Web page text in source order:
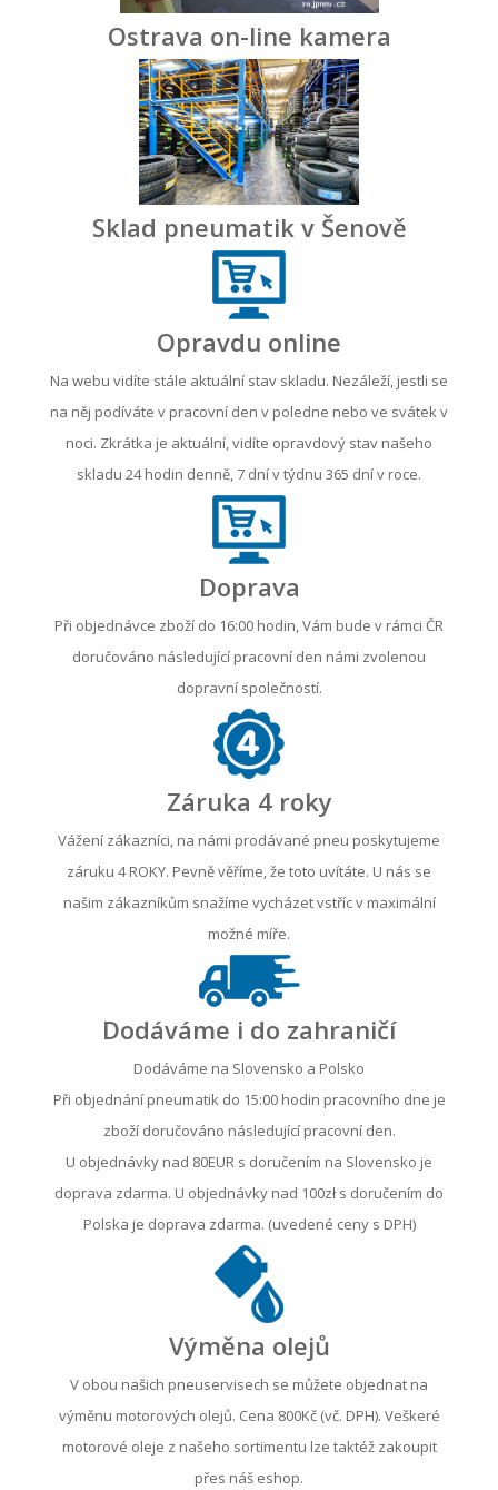
Ostrava on-line kamera
Sklad pneumatik v Šenově
Opravdu online
Na webu vidíte stále aktuální stav skladu. Nezáleží, jestli se
na něj podíváte v pracovní den v poledne nebo ve svátek v
noci. Zkrátka je aktuální, vidíte opravdový stav našeho
skladu 24 hodin denně, 7 dní v týdnu 365 dní v roce.
Doprava
Při objednávce zboží do 16:00 hodin, Vám bude v rámci ČR
doručováno následující pracovní den námi zvolenou
dopravní společností.
Záruka 4 roky
Vážení zákazníci, na námi prodávané pneu poskytujeme
záruku 4 ROKY. Pevně věříme, že toto uvítáte. U nás se
našim zákazníkům snažíme vycházet vstříc v maximální
možné míře.
Dodáváme i do zahraničí
Dodáváme na Slovensko a Polsko
Při objednání pneumatik do 15:00 hodin pracovního dne je
zboží doručováno následující pracovní den.
U objednávky nad 80EUR s doručením na Slovensko je
doprava zdarma. U objednávky nad 100zł s doručením do
Polska je doprava zdarma. (uvedené ceny s DPH)
Výměna olejů
V obou našich pneuservisech se můžete objednat na
výměnu motorových olejů. Cena 800Kč (vč. DPH). Veškeré
motorové oleje z našeho sortimentu lze taktéž zakoupit
přes náš eshop.